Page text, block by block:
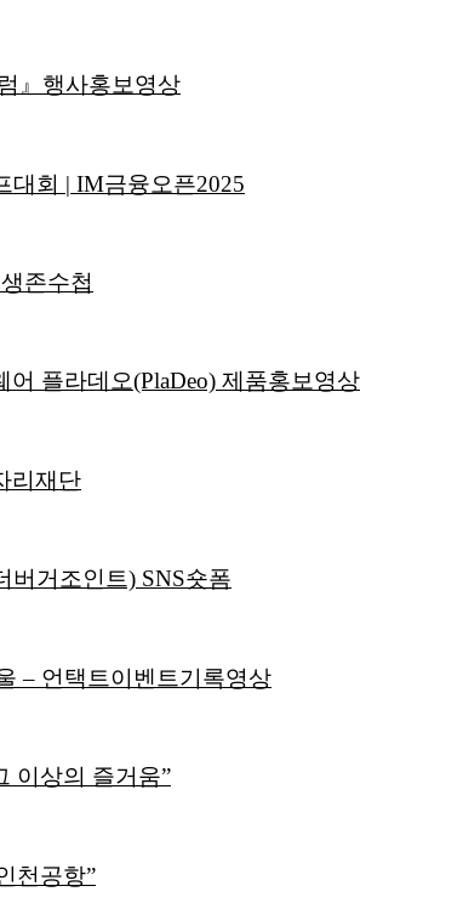
』행사홍보영상
대회 | IM금융오픈2025
존수첩
플라데오(PlaDeo) 제품홍보영상
리재단
버거조인트) SNS숏폼
– 언택트이벤트기록영상
이상의 즐거움”
천공항”